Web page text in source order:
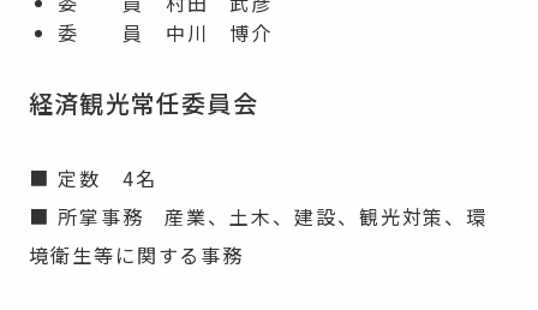
委 員 中川 博介
経済観光常任委員会
■ 定数 4名
■ 所掌事務 産業、土木、建設、観光対策、環
境衛生等に関する事務